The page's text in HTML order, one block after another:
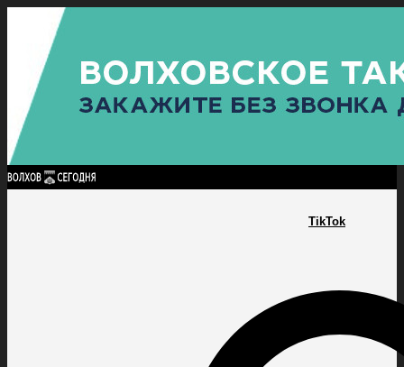
TikTok
Найти:
ГЛАВНАЯ ПОЛИТИКАПРОИСШЕСТВИЯ ПРОКУРАТУРАСПОРТ
ПОЛИТИКА
КУЛЬТУРА
ПОСЕЛЕНИЯ